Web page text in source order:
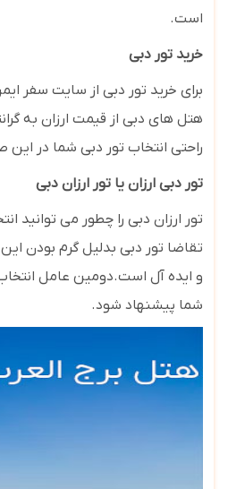
است.
خرید تور دبی
برای خرید تور دبی از سایت سفر
هتل های دبی از قیمت ارزان به
راحتی انتخاب تور دبی شما در این
تور دبی ارزان یا تور ارزان دبی
تور ارزان دبی را چطور می توانید
تقاضا تور دبی بدلیل گرم بودن
شما پیشنهاد شود.